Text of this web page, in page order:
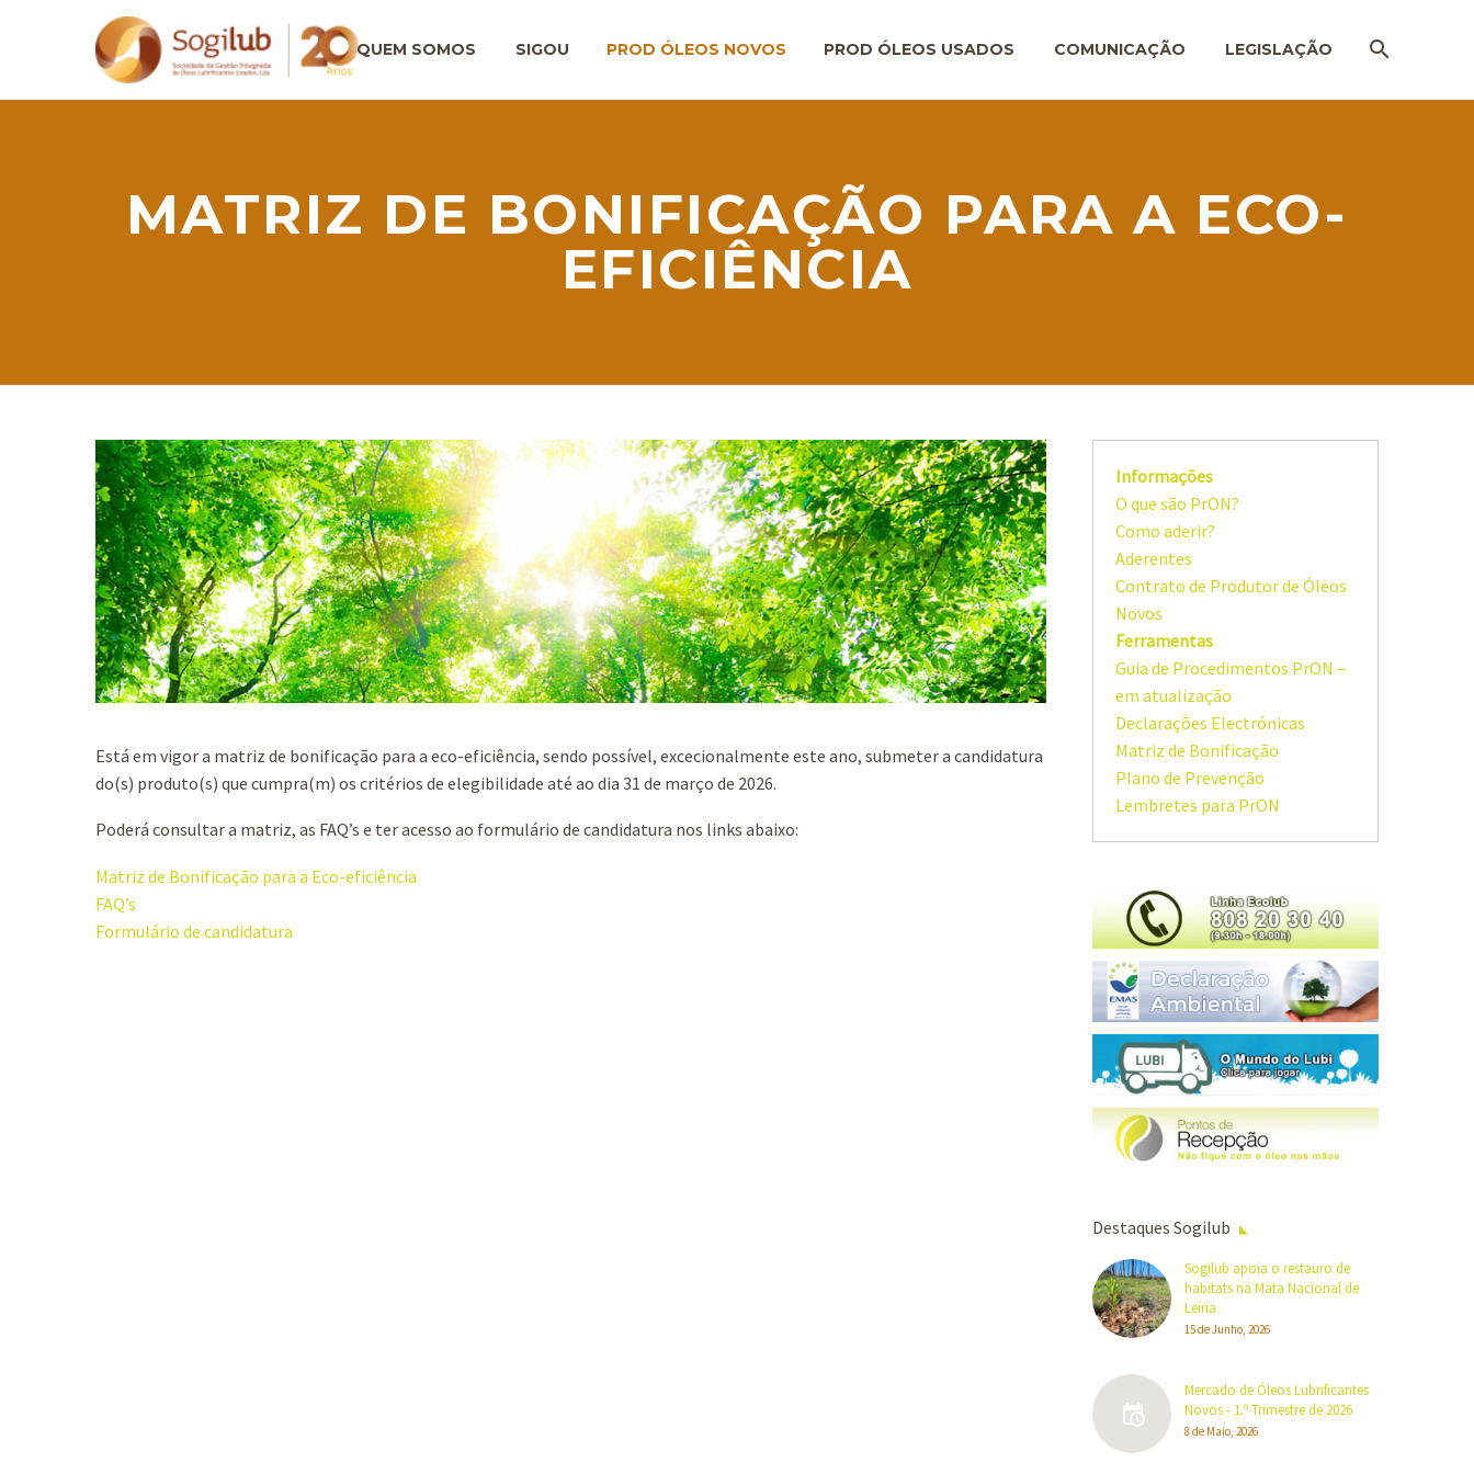
QUEM SOMOS SIGOU PROD ÓLEOS NOVOS PROD ÓLEOS USADOS COMUNICAÇÃO LEGISLAÇÃO
MATRIZ DE BONIFICAÇÃO PARA A ECO-
EFICIÊNCIA
Está em vigor a matriz de bonificação para a eco-eficiência, sendo possível, excecionalmente este ano, submeter a candidatura
do(s) produto(s) que cumpra(m) os critérios de elegibilidade até ao dia 31 de março de 2026.
Poderá consultar a matriz, as FAQ’s e ter acesso ao formulário de candidatura nos links abaixo:
Matriz de Bonificação para a Eco-eficiência
FAQ’s
Formulário de candidatura
Informações
O que são PrON?
Como aderir?
Aderentes
Contrato de Produtor de Óleos
Novos
Ferramentas
Guia de Procedimentos PrON –
em atualização
Declarações Electrónicas
Matriz de Bonificação
Plano de Prevenção
Lembretes para PrON
Destaques Sogilub
Sogilub apoia o restauro de
habitats na Mata Nacional de
Leiria
15 de Junho, 2026
Mercado de Óleos Lubrificantes
Novos - 1.º Trimestre de 2026
8 de Maio, 2026